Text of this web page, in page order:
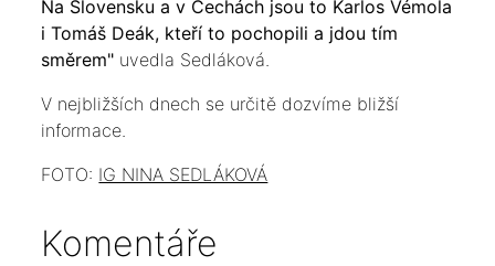
Na Slovensku a v Čechách jsou to Karlos Vémola
i Tomáš Deák, kteří to pochopili a jdou tím
směrem" uvedla Sedláková.
V nejbližších dnech se určitě dozvíme bližší
informace.
FOTO: IG NINA SEDLÁKOVÁ
Komentáře